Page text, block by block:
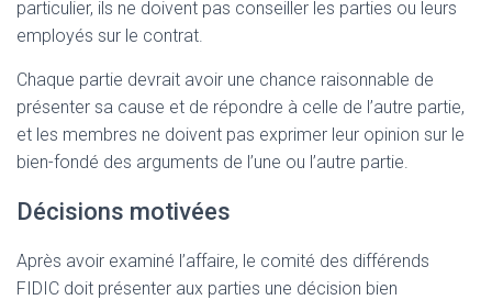
particulier, ils ne doivent pas conseiller les parties ou leurs
employés sur le contrat.
Chaque partie devrait avoir une chance raisonnable de
présenter sa cause et de répondre à celle de l’autre partie,
et les membres ne doivent pas exprimer leur opinion sur le
bien-fondé des arguments de l’une ou l’autre partie.
Décisions motivées
Après avoir examiné l’affaire, le comité des différends
FIDIC doit présenter aux parties une décision bien